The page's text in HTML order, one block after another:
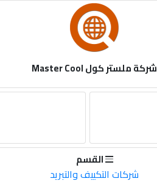
شركة ملستر كول Master Cool
القسم
شركات التكييف والتبريد